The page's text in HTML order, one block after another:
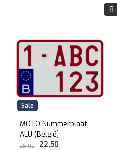
8
Sale
MOTO Nummerplaat
ALU (België)
25,00 22,50